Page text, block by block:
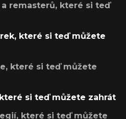
remasterů, které si teď
které si teď můžete
které si teď můžete
si teď můžete zahrát
které si teď můžete